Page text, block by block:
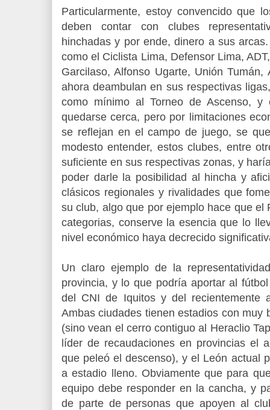
Particularmente, estoy convencido que
deben contar con clubes
hinchadas y por ende, dinero a sus
como el Ciclista Lima, Defensor Lima,
Garcilaso, Alfonso Ugarte, Unión
ahora deambulan en sus respectivas
como mínimo al Torneo de Ascenso, y
quedarse cerca, pero por limitaciones
se reflejan en el campo de juego, se
modesto entender, estos clubes, entre
suficiente en sus respectivas zonas, y
poder darle la posibilidad al hincha y
clásicos regionales y rivalidades que
su club, algo que por ejemplo hace que el
categorias, conserve la esencia que lo
nivel económico haya decrecido
Un claro ejemplo de la
provincia, y lo que podría aportar al
del CNI de Iquitos y del recientemente
Ambas ciudades tienen estadios con muy
(sino vean el cerro contiguo al Heraclio
líder de recaudaciones en provincias el
que peleó el descenso), y el León actual
a estadio lleno. Obviamente que para
equipo debe responder en la cancha, y
de parte de personas que apoyen al